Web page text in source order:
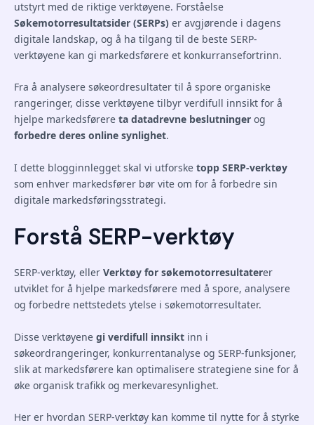
utstyrt med de riktige verktøyene. Forståelse
Søkemotorresultatsider (SERPs) er avgjørende i dagens
digitale landskap, og å ha tilgang til de beste SERP-
verktøyene kan gi markedsførere et konkurransefortrinn.
Fra å analysere søkeordresultater til å spore organiske
rangeringer, disse verktøyene tilbyr verdifull innsikt for å
hjelpe markedsførere ta datadrevne beslutninger og
forbedre deres online synlighet.
I dette blogginnlegget skal vi utforske topp SERP-verktøy
som enhver markedsfører bør vite om for å forbedre sin
digitale markedsføringsstrategi.
Forstå SERP-verktøy
SERP-verktøy, eller Verktøy for søkemotorresultaterer
utviklet for å hjelpe markedsførere med å spore, analysere
og forbedre nettstedets ytelse i søkemotorresultater.
Disse verktøyene gi verdifull innsikt inn i
søkeordrangeringer, konkurrentanalyse og SERP-funksjoner,
slik at markedsførere kan optimalisere strategiene sine for å
øke organisk trafikk og merkevaresynlighet.
Her er hvordan SERP-verktøy kan komme til nytte for å styrke